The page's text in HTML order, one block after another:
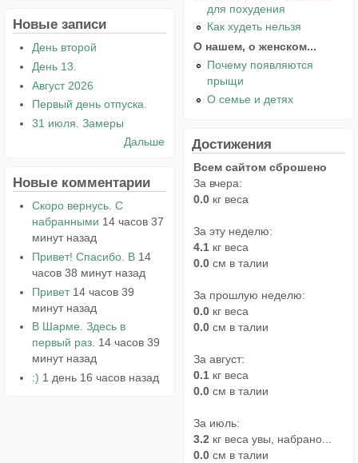
Новые записи
День второй
День 13.
Август 2026
Первый день отпуска.
31 июля. Замеры
Дальше
Новые комментарии
Скоро вернусь. С
набранными 14 часов 37
минут назад
Привет! Спасибо. В 14
часов 38 минут назад
Привет 14 часов 39
минут назад
В Шарме. Здесь в
первый раз. 14 часов 39
минут назад
:) 1 день 16 часов назад
для похудения
Как худеть нельзя
О нашем, о женском...
Почему появляются
прыщи
О семье и детях
Достижения
Всем сайтом сброшено
За вчера:
0.0 кг веса
За эту неделю:
4.1 кг веса
0.0 см в талии
За прошлую неделю:
0.0 кг веса
0.0 см в талии
За август:
0.1 кг веса
0.0 см в талии
За июль:
3.2 кг веса увы, набрано...
0.0 см в талии